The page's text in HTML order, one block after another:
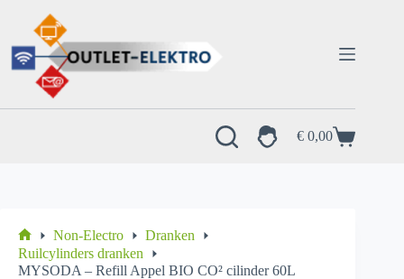
inhoud
Winkelwagen
€ 0,00
Home
Non-Electro
Dranken
Ruilcylinders dranken
MYSODA – Refill Appel BIO CO² cilinder 60L